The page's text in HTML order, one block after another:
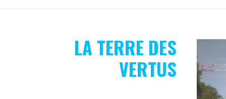
LA TERRE DES
VERTUS